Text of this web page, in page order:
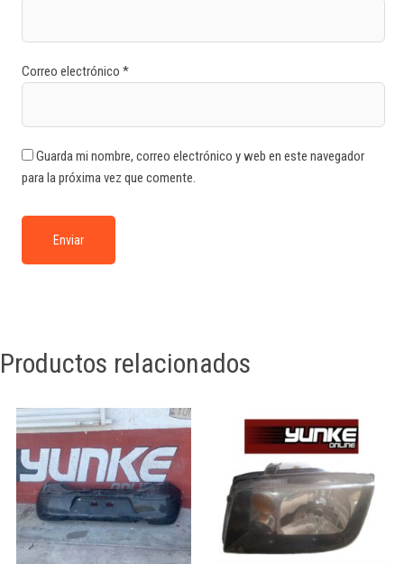
Correo electrónico *
Guarda mi nombre, correo electrónico y web en este navegador
para la próxima vez que comente.
Productos relacionados